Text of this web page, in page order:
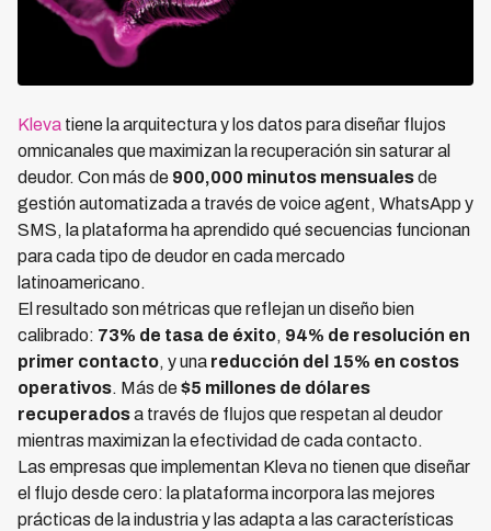
Kleva tiene la arquitectura y los datos para diseñar flujos
omnicanales que maximizan la recuperación sin saturar al
deudor. Con más de 900,000 minutos mensualesde
gestión automatizada a través de voice agent, WhatsApp y
SMS, la plataforma ha aprendido qué secuencias funcionan
para cada tipo de deudor en cada mercado
latinoamericano.
El resultado son métricas que reflejan un diseño bien
calibrado: 73% de tasa de éxito, 94% de resolución en
primer contacto, y una reducción del 15% en costos
operativos. Más de$5 millones de dólares
recuperadosa través de flujos que respetan al deudor
mientras maximizan la efectividad de cada contacto.
Las empresas que implementan Kleva no tienen que diseñar
el flujo desde cero: la plataforma incorpora las mejores
prácticas de la industria y las adapta a las características